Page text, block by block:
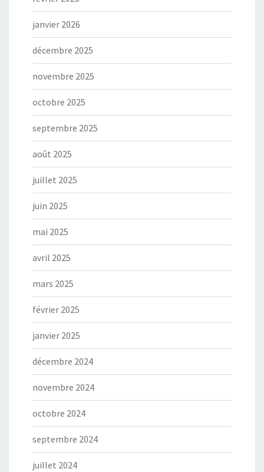
janvier 2026
décembre 2025
novembre 2025
octobre 2025
septembre 2025
août 2025
juillet 2025
juin 2025
mai 2025
avril 2025
mars 2025
février 2025
janvier 2025
décembre 2024
novembre 2024
octobre 2024
septembre 2024
juillet 2024